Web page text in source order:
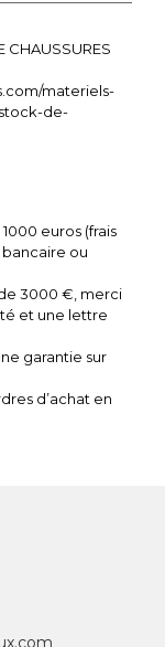
CHAUSSURES
materiels-
de-
euros (frais
ou
3000 €, merci
et une lettre
garantie sur
d’achat en